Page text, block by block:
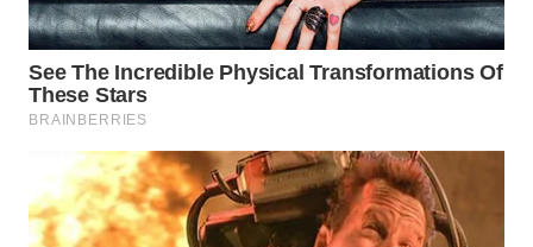
WN
KALSEL
WN
KALTIM
WN
SULSEL